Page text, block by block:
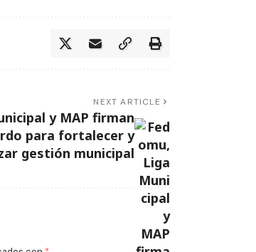
NEXT ARTICLE
y MAP firman
para fortalecer y
gestión municipal